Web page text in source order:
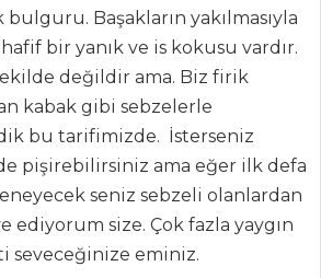
Başakların yakılmasıyla
bir yanık ve is kokusu vardır.
değildir ama. Biz firik
kabak gibi sebzelerle
bu tarifimizde. İsterseniz
pişirebilirsiniz ama eğer ilk defa
seniz sebzeli olanlardan
ediyorum size. Çok fazla yaygın
seveceğinize eminiz.